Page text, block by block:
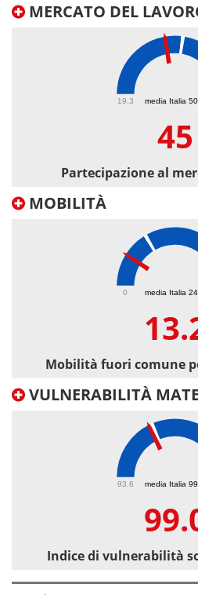
MERCATO DEL
media Italia
19.3
45
Partecipazione al
MOBILITÀ
media Italia
0
Mobilità fuori comune
VULNERABILITÀ
media Italia
93.6
Indice di vulnerabilità